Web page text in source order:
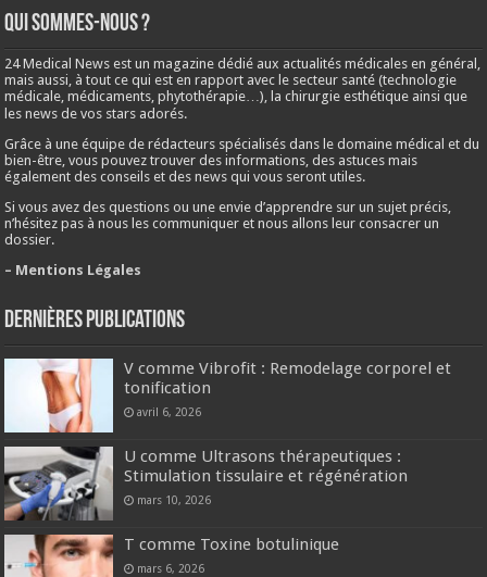
Qui sommes-nous ?
24 Medical News est un magazine dédié aux actualités médicales en général,
mais aussi, à tout ce qui est en rapport avec le secteur santé (technologie
médicale, médicaments, phytothérapie…), la chirurgie esthétique ainsi que
les news de vos stars adorés.
Grâce à une équipe de rédacteurs spécialisés dans le domaine médical et du
bien-être, vous pouvez trouver des informations, des astuces mais
également des conseils et des news qui vous seront utiles.
Si vous avez des questions ou une envie d’apprendre sur un sujet précis,
n’hésitez pas à nous les communiquer et nous allons leur consacrer un
dossier.
– Mentions Légales
Dernières publications
V comme Vibrofit : Remodelage corporel et
tonification
avril 6, 2026
U comme Ultrasons thérapeutiques :
Stimulation tissulaire et régénération
mars 10, 2026
T comme Toxine botulinique
mars 6, 2026